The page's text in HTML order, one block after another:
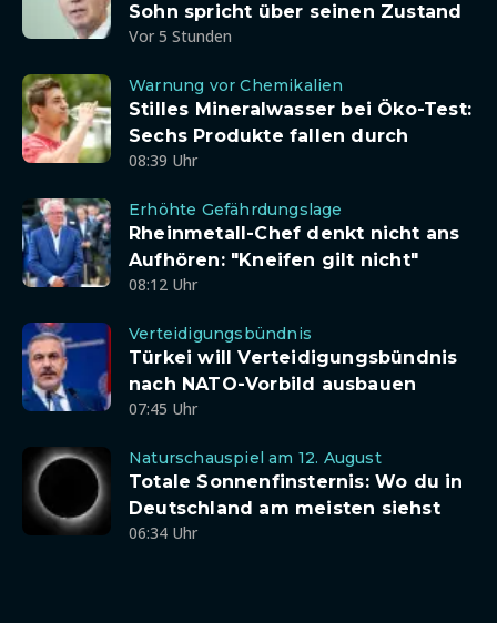
Sohn spricht über seinen Zustand
Vor 5 Stunden
Warnung vor Chemikalien
Stilles Mineralwasser bei Öko-Test:
Sechs Produkte fallen durch
08:39 Uhr
Erhöhte Gefährdungslage
Rheinmetall-Chef denkt nicht ans
Aufhören: "Kneifen gilt nicht"
08:12 Uhr
Verteidigungsbündnis
Türkei will Verteidigungsbündnis
nach NATO-Vorbild ausbauen
07:45 Uhr
Naturschauspiel am 12. August
Totale Sonnenfinsternis: Wo du in
Deutschland am meisten siehst
06:34 Uhr